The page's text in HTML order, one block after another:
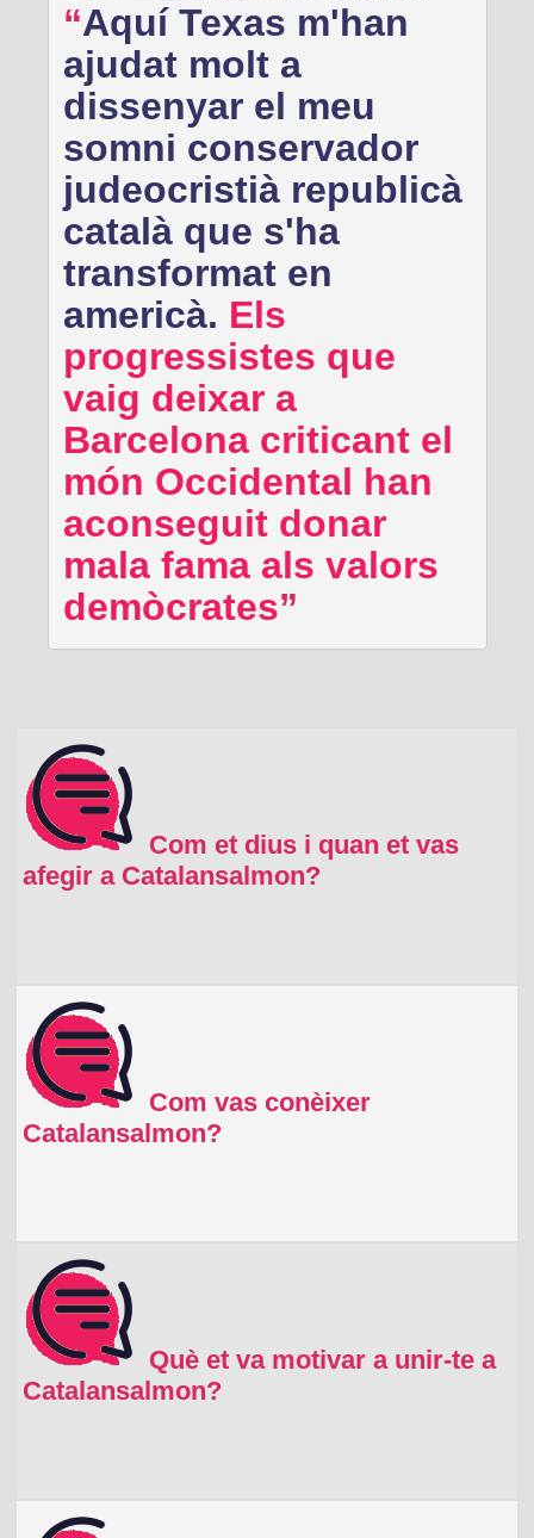
Aquí Texas m'han
ajudat molt a
dissenyar el meu
somni conservador
judeocristià republicà
català que s'ha
transformat en
americà. Els
progressistes que
vaig deixar a
Barcelona criticant el
món Occidental han
aconseguit donar
mala fama als valors
demòcrates
Com et dius i quan et vas
afegir a Catalansalmon?
Com vas conèixer
Catalansalmon?
Què et va motivar a unir-te a
Catalansalmon?